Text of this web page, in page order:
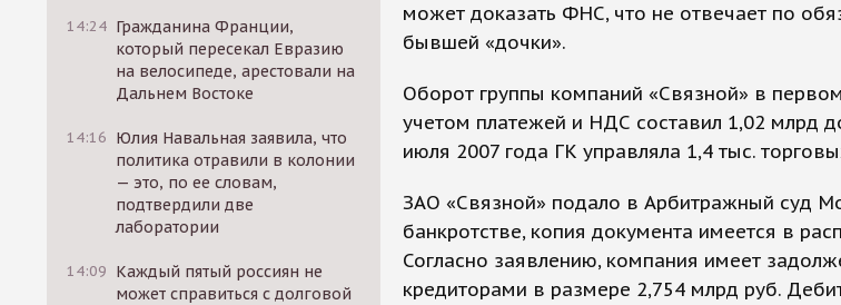
14:24 Гражданина Франции,
который пересекал Евразию
на велосипеде, арестовали на
Дальнем Востоке
14:16 Юлия Навальная заявила, что
политика отравили в колонии
— это, по ее словам,
подтвердили две
лаборатории
14:09 Каждый пятый россиян не
может справиться с долговой
может доказать ФНС, что не отвечает по
бывшей «дочки».
Оборот группы компаний «Связной» в
учетом платежей и НДС составил 1,02 млрд
июля 2007 года ГК управляла 1,4 тыс.
ЗАО «Связной» подало в Арбитражный суд
банкротстве, копия документа имеется в
Согласно заявлению, компания имеет
кредиторами в размере 2,754 млрд руб.